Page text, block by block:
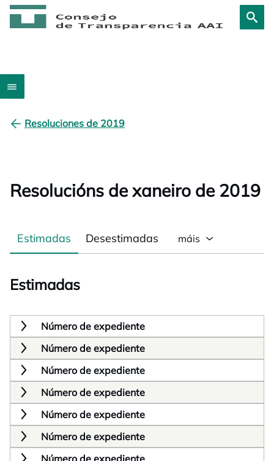
Resoluciones de 2019
Resolucións de xaneiro de 2019
Estimadas Desestimadas máis
Estimadas
Número de expediente
Número de expediente
Número de expediente
Número de expediente
Número de expediente
Número de expediente
Número de expediente